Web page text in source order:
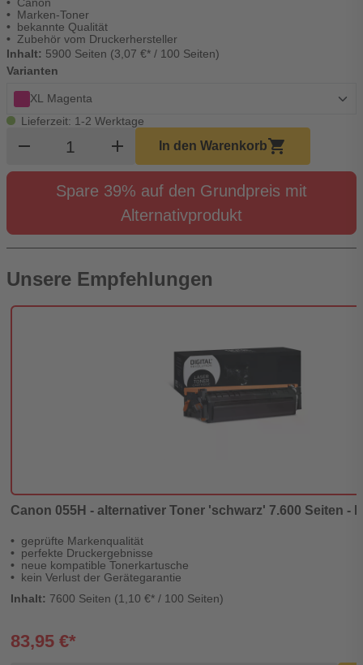
Marken-Toner
bekannte Qualität
Zubehör vom Druckerhersteller
Inhalt: 5900 Seiten (3,07 €* / 100 Seiten)
Varianten
XL Magenta
Lieferzeit: 1-2 Werktage
remove Produkt Warenkorb Menge
add In den Warenkorbshopping_cart
Spare 39% auf den Grundpreis mit
Alternativprodukt
Unsere Empfehlungen
Canon 055H - alternativer Toner 'schwarz' 7.600 Seiten -
geprüfte Markenqualität
perfekte Druckergebnisse
neue kompatible Tonerkartusche
kein Verlust der Gerätegarantie
Inhalt: 7600 Seiten (1,10 €* / 100 Seiten)
83,95 €*